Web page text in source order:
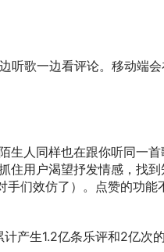
听歌一边看评论。移动端
生人同样也在跟你听同一
住用户渴望抒发情感，找
们效仿了）。点赞的功能
产生1.2亿条乐评和2亿次的